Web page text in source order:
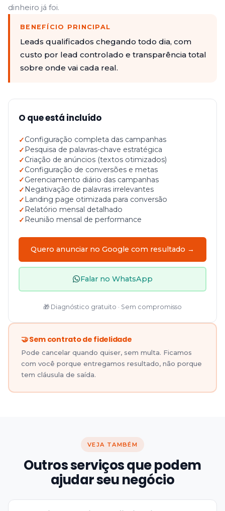
dinheiro já foi.
BENEFÍCIO PRINCIPAL
Leads qualificados chegando todo dia, com
custo por lead controlado e transparência total
sobre onde vai cada real.
O que está incluído
Configuração completa das campanhas
Pesquisa de palavras-chave estratégica
Criação de anúncios (textos otimizados)
Configuração de conversões e metas
Gerenciamento diário das campanhas
Negativação de palavras irrelevantes
Landing page otimizada para conversão
Relatório mensal detalhado
Reunião mensal de performance
Quero anunciar no Google com resultado →
Falar no WhatsApp
🎁 Diagnóstico gratuito · Sem compromisso
🤝 Sem contrato de fidelidade
Pode cancelar quando quiser, sem multa. Ficamos
com você porque entregamos resultado, não porque
tem cláusula de saída.
VEJA TAMBÉM
Outros serviços que podem
ajudar seu negócio